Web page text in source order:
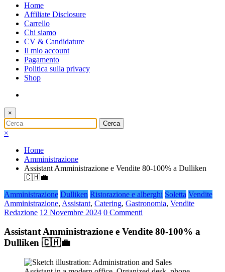
Home
Affiliate Disclosure
Carrello
Chi siamo
CV & Candidature
Il mio account
Pagamento
Politica sulla privacy
Shop
×
×
Home
Amministrazione
Assistant Amministrazione e Vendite 80-100% a Dulliken
🇨🇭💼
Amministrazione Dulliken Ristorazione e alberghi Soletta Vendite
Amministrazione, Assistant, Catering, Gastronomia, Vendite
Redazione 12 Novembre 2024 0 Commenti
Assistant Amministrazione e Vendite 80-100% a
Dulliken 🇨🇭💼